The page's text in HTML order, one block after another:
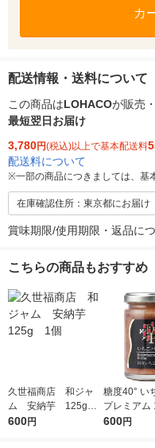
カ
配送情報・送料について
この商品はLOHACOが販売
最短翌日お届け
3,780円(税込)以上で基本配送料
配送料について
※一部の商品につきましては、基
在庫確認住所：東京都にお届け
賞味期限/使用期限・返品に
こちらの商品もおすすめ
久世福商店 和ジャ
ム 安納芋 125g 1
個
600円
糖度40° い
プレミアム
ム デイリー
600円